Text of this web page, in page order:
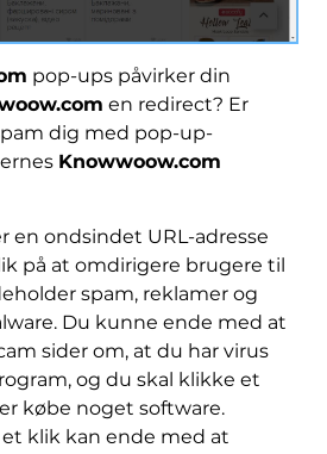
pop-ups påvirker din
en redirect? Er
dig med pop-up-
Knowwoow.com
en ondsindet URL-adresse
på at omdirigere brugere til
spam, reklamer og
Du kunne ende med at
sider om, at du har virus
og du skal klikke et
købe noget software.
klik kan ende med at